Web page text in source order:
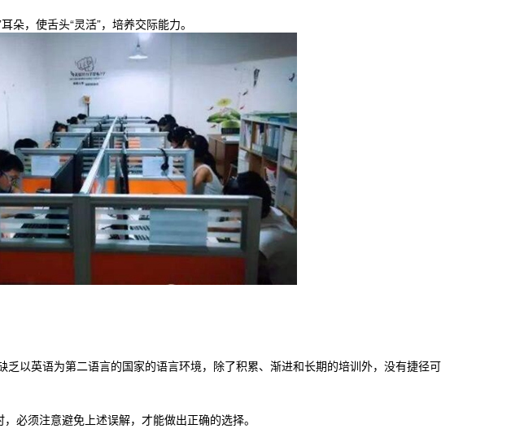
，使舌头“灵活”，培养交际能力。
以英语为第二语言的国家的语言环境，除了积累、渐进和长期的培训外，没有捷径可
须注意避免上述误解，才能做出正确的选择。